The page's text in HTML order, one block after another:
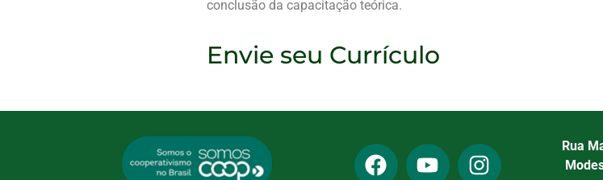
conclusão da capacitação teórica.
Envie seu Currículo
Rua